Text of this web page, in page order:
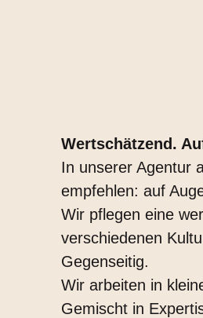
Wertschätzend.
In unserer Agentur
empfehlen: auf
Wir pflegen eine
verschiedenen
Gegenseitig.
Wir arbeiten in
Gemischt in